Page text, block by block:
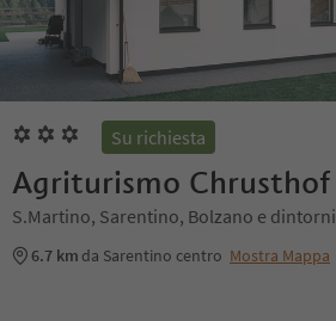
Su richiesta
Agriturismo Chrusthof
S.Martino, Sarentino, Bolzano e dintorni
6.7 km da Sarentino centro Mostra Mappa